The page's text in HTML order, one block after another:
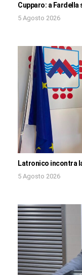
Cupparo: a
5 Agosto 2026
Latronico incontra
5 Agosto 2026